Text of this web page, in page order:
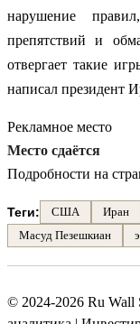
нарушение
препятствий и
отвергает такие
написал президент
Рекламное место
Место сдаётся
Подробности на
Теги: США Иран
Масуд Пезешкиан
© 2024-2026 Ru Wall